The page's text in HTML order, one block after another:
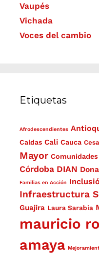
Vaupés
Vichada
Voces del cambio
Etiquetas
Afrodescendientes
Caldas Cali Cauca
Mayor
Córdoba DIAN
Familias en Acción
Infraestructura
Guajira Laura Sarabia
mauricio
amaya